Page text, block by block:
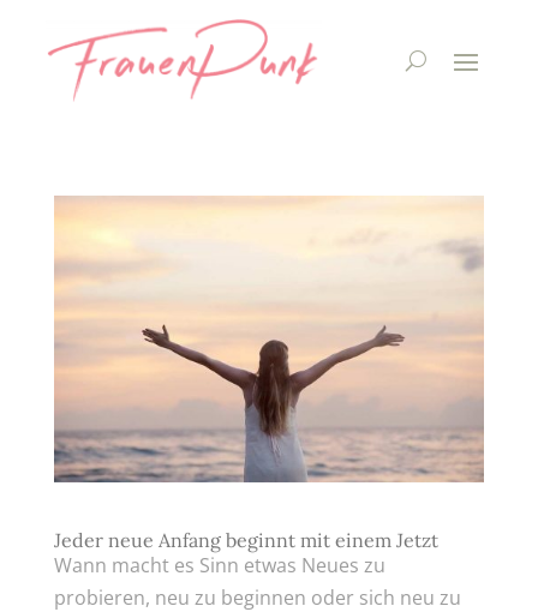
Jeder neue Anfang beginnt mit einem Jetzt
Wann macht es Sinn etwas Neues zu
probieren, neu zu beginnen oder sich neu zu